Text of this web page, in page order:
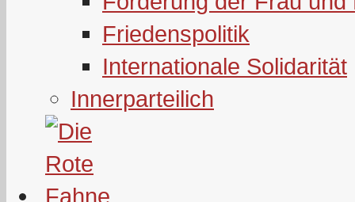
Friedenspolitik
Internationale Solidarität
Innerparteilich